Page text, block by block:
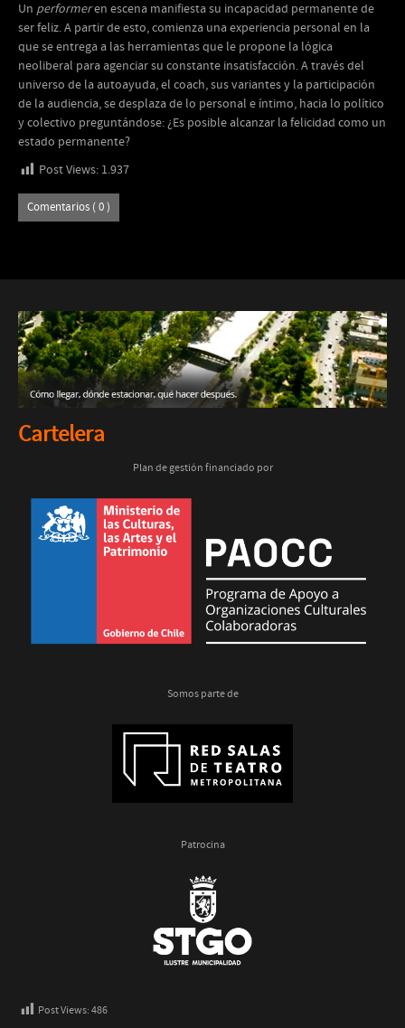
Un performeren escena manifiesta su incapacidad permanente de
ser feliz. A partir de esto, comienza una experiencia personal en la
que se entrega a las herramientas que le propone la lógica
neoliberal para agenciar su constante insatisfacción. A través del
universo de la autoayuda, el coach, sus variantes y la participación
de la audiencia, se desplaza de lo personal e íntimo, hacia lo político
y colectivo preguntándose: ¿Es posible alcanzar la felicidad como un
estado permanente?
Post Views: 1.937
Comentarios ( 0 )
Cartelera
Plan de gestión financiado por
Somos parte de
Patrocina
Post Views:486